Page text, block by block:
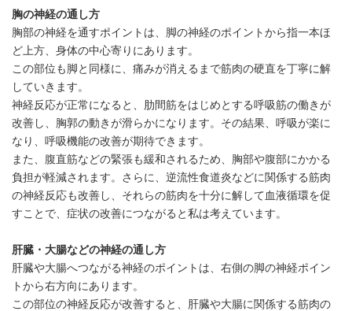
胸の神経の通し方
胸部の神経を通すポイントは、脚の神経のポイントから指一本ほ
ど上方、身体の中心寄りにあります。
この部位も脚と同様に、痛みが消えるまで筋肉の硬直を丁寧に解
していきます。
神経反応が正常になると、肋間筋をはじめとする呼吸筋の働きが
改善し、胸郭の動きが滑らかになります。その結果、呼吸が楽に
なり、呼吸機能の改善が期待できます。
また、腹直筋などの緊張も緩和されるため、胸部や腹部にかかる
負担が軽減されます。さらに、逆流性食道炎などに関係する筋肉
の神経反応も改善し、それらの筋肉を十分に解して血液循環を促
すことで、症状の改善につながると私は考えています。
肝臓・大腸などの神経の通し方
肝臓や大腸へつながる神経のポイントは、右側の脚の神経ポイン
トから右方向にあります。
この部位の神経反応が改善すると、肝臓や大腸に関係する筋肉の